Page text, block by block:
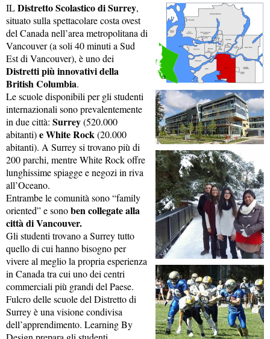
ILDistretto Scolastico di Surrey,
situato sulla spettacolare costa ovest
del Canada nell’area metropolitana di
Vancouver (a soli 40 minuti a Sud
Est di Vancouver), è uno dei
Distretti più innovativi della
British Columbia.
Le scuole disponibili per gli studenti
internazionali sono prevalentemente
in due città: Surrey(520.000
abitanti)e White Rock(20.000
abitanti). A Surrey si trovano più di
200 parchi, mentre White Rock offre
lunghissime spiagge e negozi in riva
all’Oceano.
Entrambe le comunità sono “family
oriented” e sonoben collegate alla
città di Vancouver.
Gli studenti trovano a Surrey tutto
quello di cui hanno bisogno per
vivere al meglio la propria esperienza
in Canada tra cui uno dei centri
commerciali più grandi del Paese.
Fulcro delle scuole del Distretto di
Surrey è una visione condivisa
dell’apprendimento. Learning By